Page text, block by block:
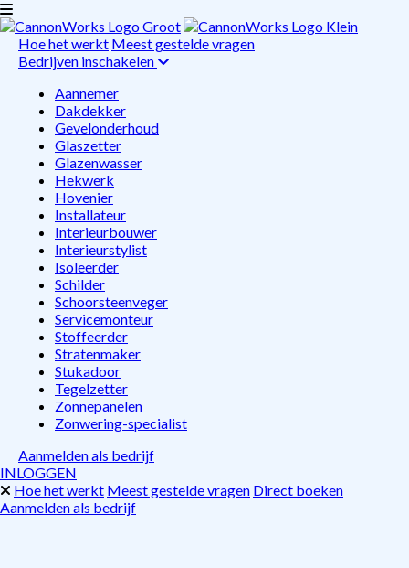
Hoe het werkt Meest gestelde vragen
Bedrijven inschakelen
Aannemer
Dakdekker
Gevelonderhoud
Glaszetter
Glazenwasser
Hekwerk
Hovenier
Installateur
Interieurbouwer
Interieurstylist
Isoleerder
Schilder
Schoorsteenveger
Servicemonteur
Stoffeerder
Stratenmaker
Stukadoor
Tegelzetter
Zonnepanelen
Zonwering-specialist
Aanmelden als bedrijf
INLOGGEN
Hoe het werkt Meest gestelde vragen Direct boeken
Aanmelden als bedrijf